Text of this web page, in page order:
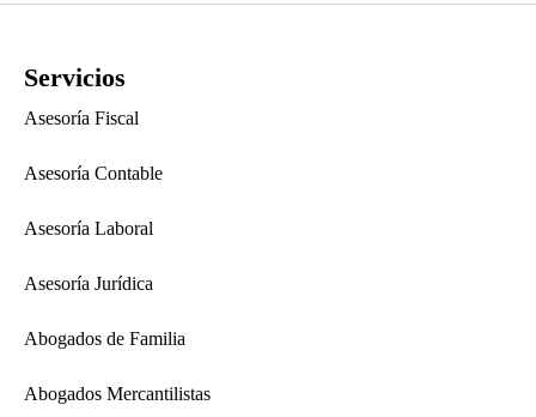
Servicios
Asesoría Fiscal
Asesoría Contable
Asesoría Laboral
Asesoría Jurídica
Abogados de Familia
Abogados Mercantilistas